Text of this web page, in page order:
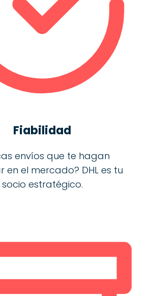
Fiabilidad
envíos que te hagan
en el mercado? DHL es tu
socio estratégico.